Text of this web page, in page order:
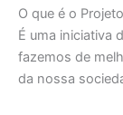
O que é o
É uma iniciativa
fazemos de
da nossa